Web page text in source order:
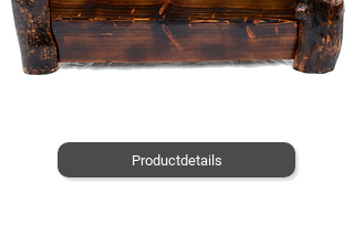
Productdetails